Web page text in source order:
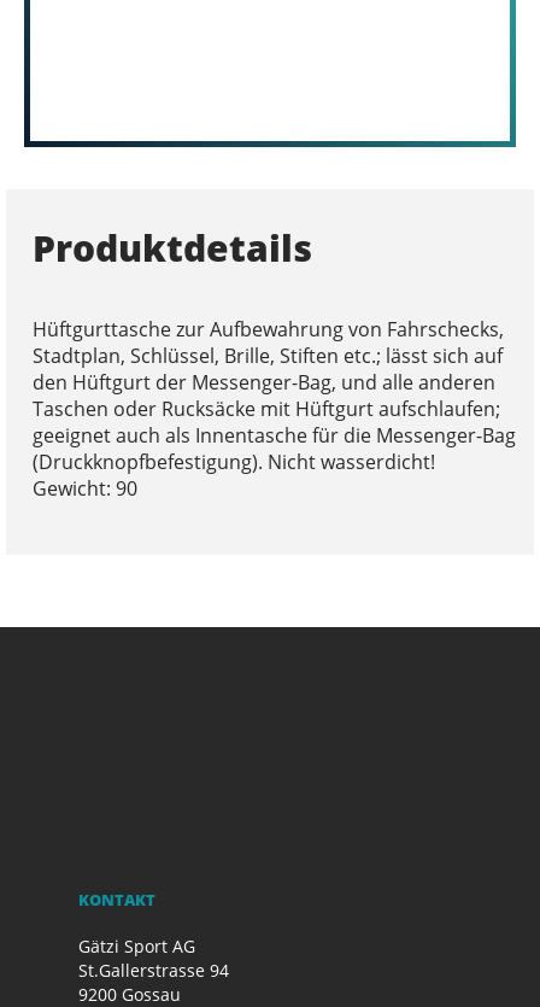
Produktdetails
Hüftgurttasche zur Aufbewahrung von Fahrschecks,
Stadtplan, Schlüssel, Brille, Stiften etc.; lässt sich auf
den Hüftgurt der Messenger-Bag, und alle anderen
Taschen oder Rucksäcke mit Hüftgurt aufschlaufen;
geeignet auch als Innentasche für die Messenger-Bag
(Druckknopfbefestigung). Nicht wasserdicht!
Gewicht: 90
KONTAKT
Gätzi Sport AG
St.Gallerstrasse 94
9200 Gossau